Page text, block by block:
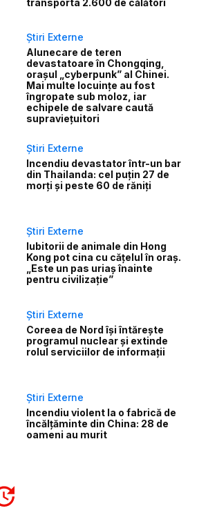
Știri Externe
Alunecare de teren
devastatoare în Chongqing,
orașul „cyberpunk” al Chinei.
Mai multe locuințe au fost
îngropate sub moloz, iar
echipele de salvare caută
supraviețuitori
Știri Externe
Incendiu devastator într-un bar
din Thailanda: cel puțin 27 de
morți și peste 60 de răniți
Știri Externe
Iubitorii de animale din Hong
Kong pot cina cu cățelul în oraș.
„Este un pas uriaș înainte
pentru civilizație”
Știri Externe
Coreea de Nord își întărește
programul nuclear și extinde
rolul serviciilor de informații
Știri Externe
Incendiu violent la o fabrică de
încălţăminte din China: 28 de
oameni au murit